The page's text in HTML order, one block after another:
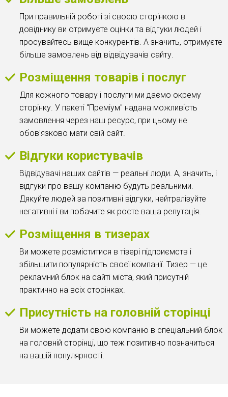
При правильній роботі зі своєю сторінкою в
довіднику ви отримуєте оцінки та відгуки людей і
просувайтесь вище конкурентів. А значить, отримуєте
більше замовлень від відвідувачів сайту.
Розміщення товарів і послуг
Для кожного товару і послуги ми даємо окрему
сторінку. У пакеті "Преміум" надана можливість
замовлення через наш ресурс, при цьому не
обов'язково мати свій сайт.
Відгуки користувачів
Відвідувачі наших сайтів — реальні люди. А, значить, і
відгуки про вашу компанію будуть реальними.
Дякуйте людей за позитивні відгуки, нейтралізуйте
негативні і ви побачите як росте ваша репутація.
Розміщення в тизерах
Ви можете розміститися в тізері підприємств і
збільшити популярність своєї компанії. Тизер — це
рекламний блок на сайті міста, який присутній
практично на всіх сторінках.
Присутність на головній сторінці
Ви можете додати свою компанію в спеціальний блок
на головній сторінці, що теж позитивно позначиться
на вашій популярності.